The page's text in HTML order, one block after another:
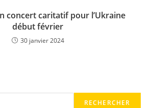
concert caritatif pour l’Ukraine
début février
30 janvier 2024
RECHERCHER